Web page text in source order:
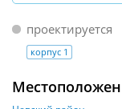
проектируется
корпус 1